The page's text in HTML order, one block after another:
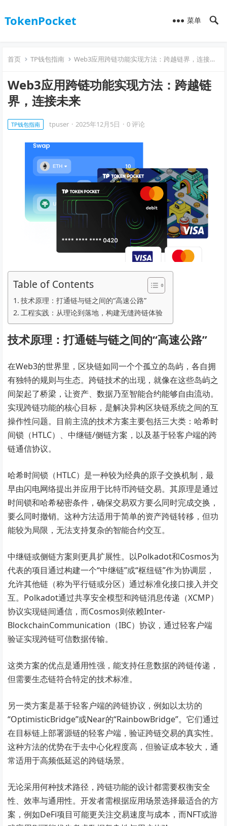
TokenPocket 菜单
首页 TP钱包指南 Web3应用跨链功能实现方法：跨越链界，连接未来
Web3应用跨链功能实现方法：跨越链
界，连接未来
TP钱包指南 tpuser · 2025年12月5日 · 0 评论
Table of Contents
技术原理：打通链与链之间的“高速公路”
工程实践：从理论到落地，构建无缝跨链体验
技术原理：打通链与链之间的“高速公路”
在Web3的世界里，区块链如同一个个孤立的岛屿，各自拥
有独特的规则与生态。跨链技术的出现，就像在这些岛屿之
间架起了桥梁，让资产、数据乃至智能合约能够自由流动。
实现跨链功能的核心目标，是解决异构区块链系统之间的互
操作性问题。目前主流的技术方案主要包括三大类：哈希时
间锁（HTLC）、中继链/侧链方案，以及基于轻客户端的跨
链通信协议。
哈希时间锁（HTLC）是一种较为经典的原子交换机制，最
早由闪电网络提出并应用于比特币跨链交易。其原理是通过
时间锁和哈希秘密条件，确保交易双方要么同时完成交换，
要么同时撤销。这种方法适用于简单的资产跨链转移，但功
能较为局限，无法支持复杂的智能合约交互。
中继链或侧链方案则更具扩展性。以Polkadot和Cosmos为
代表的项目通过构建一个“中继链”或“枢纽链”作为协调层，
允许其他链（称为平行链或分区）通过标准化接口接入并交
互。Polkadot通过共享安全模型和跨链消息传递（XCMP）
协议实现链间通信，而Cosmos则依赖Inter-
BlockchainCommunication（IBC）协议，通过轻客户端
验证实现跨链可信数据传输。
这类方案的优点是通用性强，能支持任意数据的跨链传递，
但需要生态链符合特定的技术标准。
另一类方案是基于轻客户端的跨链协议，例如以太坊的
“OptimisticBridge”或Near的“RainbowBridge”。它们通过
在目标链上部署源链的轻客户端，验证跨链交易的真实性。
这种方法的优势在于去中心化程度高，但验证成本较大，通
常适用于高频低延迟的跨链场景。
无论采用何种技术路径，跨链功能的设计都需要权衡安全
性、效率与通用性。开发者需根据应用场景选择最适合的方
案，例如DeFi项目可能更关注交易速度与成本，而NFT或游